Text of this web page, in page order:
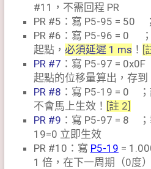
#11，不需回程 PR
PR #5：寫 P5-95 = 50
PR #6：寫 P5-96 = 0
起點， 必須延遲 1 ms ！ [
PR #7 ：寫 P5-97 =
起點的位移量算出，存到
PR #8 ：寫 P5-19 = 0
不會馬上生效！ [註 2]
PR #9 ：寫 P5-97 = 8
19=0 立即生效
PR #10：寫 P5-19 =
1 倍，在下一周期（0度